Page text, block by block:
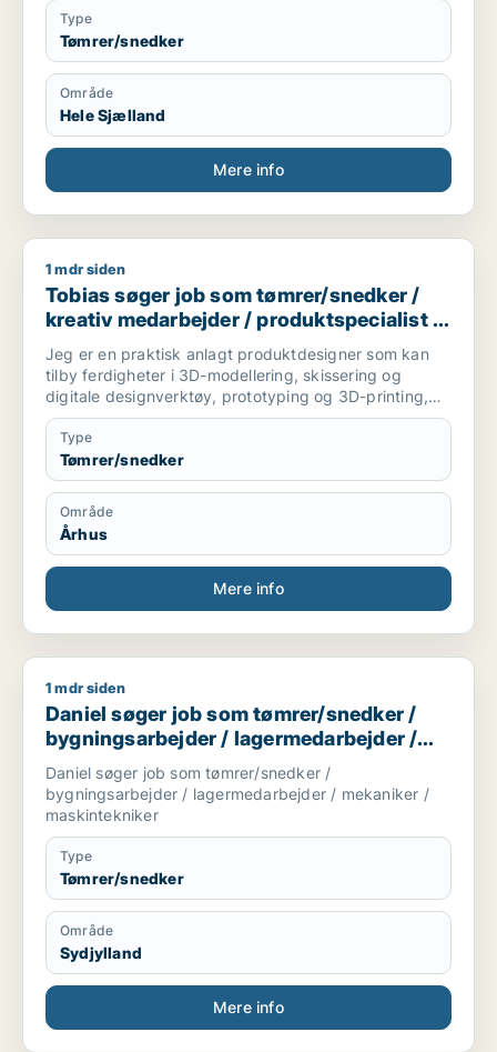
Type
Tømrer/snedker
Område
Hele Sjælland
Mere info
Tobias søger job som tømrer/snedker / kreativ
1 mdr siden
Tobias søger job som tømrer/snedker /
kreativ medarbejder / produktspecialist /
maler / naturmedarbejder
Jeg er en praktisk anlagt produktdesigner som kan
tilby ferdigheter i 3D-modellering, skissering og
digitale designverktøy, prototyping og 3D-printing,
samt trearbeid og bygging. Jeg er godt vant til å
jobbe gjennom hele prosessen, fra idé og
konseptutvikling til ferdig produkt. Jeg trives best når
jeg får skape noe med hendene.
Jeg søker stillinger innen produktdesign,
møbelsnekring og verkstedbasert arbeid, og har god
sans for presisjon, måltaking og det å bygge ting fra
bunnen. Jeg flytter til Aarhus og er tilgjengelig fra
Type
Tømrer/snedker
Område
Århus
Mere info
Daniel søger job som tømrer/snedker / bygningsarbejder /
1 mdr siden
Daniel søger job som tømrer/snedker /
bygningsarbejder / lagermedarbejder /
mekaniker / maskintekniker
Daniel søger job som tømrer/snedker /
bygningsarbejder / lagermedarbejder / mekaniker /
maskintekniker
Type
Tømrer/snedker
Område
Sydjylland
Mere info